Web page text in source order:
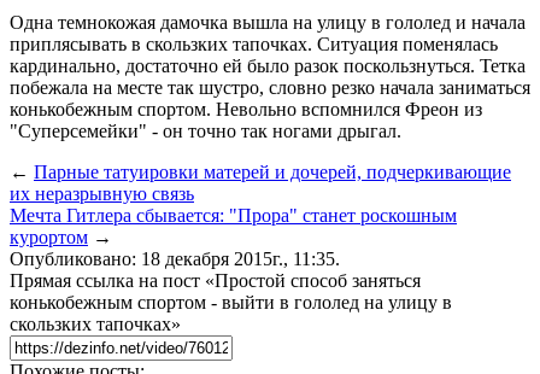
Одна темнокожая дамочка вышла на улицу в гололед и начала
приплясывать в скользких тапочках. Ситуация поменялась
кардинально, достаточно ей было разок поскользнуться. Тетка
побежала на месте так шустро, словно резко начала заниматься
конькобежным спортом. Невольно вспомнился Фреон из
"Суперсемейки" - он точно так ногами дрыгал.
← Парные татуировки матерей и дочерей, подчеркивающие
их неразрывную связь
Мечта Гитлера сбывается: "Прора" станет роскошным
курортом →
Опубликовано: 18 декабря 2015г., 11:35.
Прямая ссылка на пост «Простой способ заняться
конькобежным спортом - выйти в гололед на улицу в
скользких тапочках»